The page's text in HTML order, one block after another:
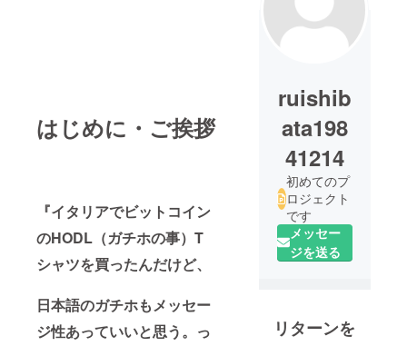
はじめに・ご挨拶
『イタリアでビットコイン
のHODL（ガチホの事）T
シャツを買ったんだけど、
日本語のガチホもメッセー
ジ性あっていいと思う。っ
ruishib
ata198
41214
初めてのプ
ロジェクト
です
メッセー
ジを送る
リターンを